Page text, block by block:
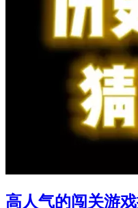
高人气的闯关游